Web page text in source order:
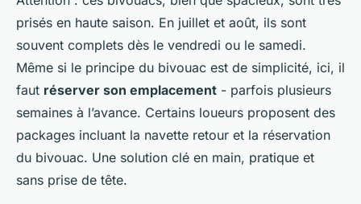
prisés en haute saison. En juillet et août, ils sont
souvent complets dès le vendredi ou le samedi.
Même si le principe du bivouac est de simplicité, ici, il
faut réserver son emplacement - parfois plusieurs
semaines à l’avance. Certains loueurs proposent des
packages incluant la navette retour et la réservation
du bivouac. Une solution clé en main, pratique et
sans prise de tête.